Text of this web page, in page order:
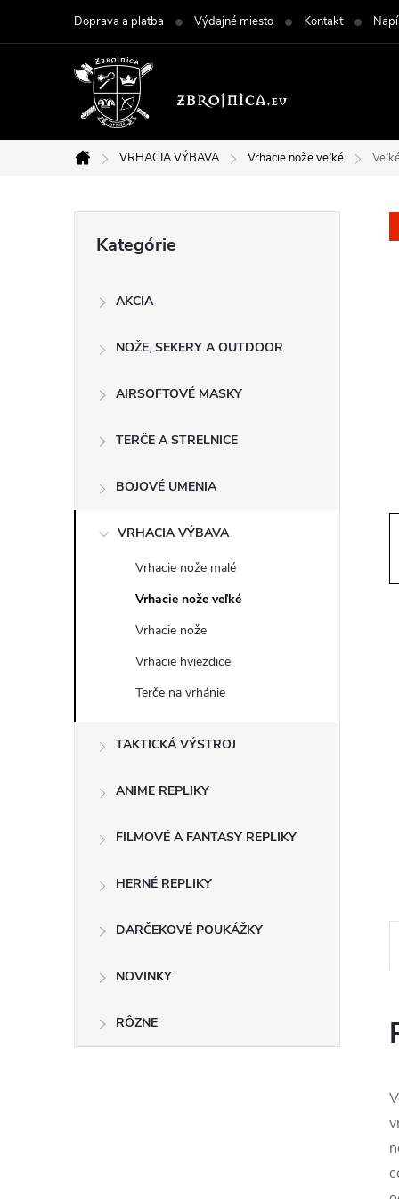
Doprava a platba Výdajné miesto Kontakt
Domov
VRHACIA VÝBAVA Vrhacie nože veľké
a
kategórie
Kategórie
AKCIA
NOŽE, SEKERY A OUTDOOR
AIRSOFTOVÉ MASKY
TERČE A STRELNICE
BOJOVÉ UMENIA
VRHACIA VÝBAVA
Vrhacie nože malé
Vrhacie nože veľké
Vrhacie nože
Vrhacie hviezdice
Terče na vrhánie
TAKTICKÁ VÝSTROJ
ANIME REPLIKY
FILMOVÉ A FANTASY REPLIKY
HERNÉ REPLIKY
DARČEKOVÉ POUKÁŽKY
NOVINKY
RÔZNE